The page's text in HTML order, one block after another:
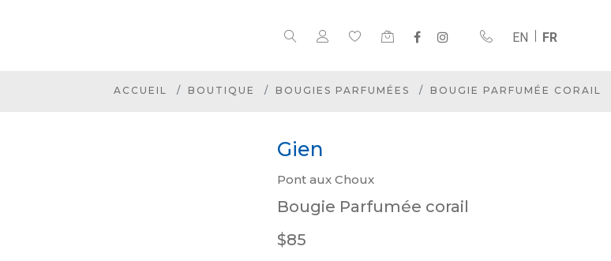
EN FR
ACCUEIL BOUTIQUE BOUGIES PARFUMÉES BOUGIE PARFUMÉE CORAIL
Gien
Pont aux Choux
Bougie Parfumée corail
$85